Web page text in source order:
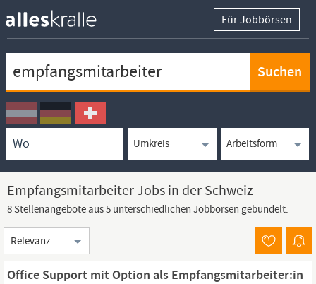
Für Jobbörsen
Ortssuche
Umkreissuche
Arbeitsform
Empfangsmitarbeiter Jobs in der Schweiz
8 Stellenangebote aus 5 unterschiedlichen Jobbörsen gebündelt.
Sortierung
Office Support mit Option als Empfangsmitarbeiter:in